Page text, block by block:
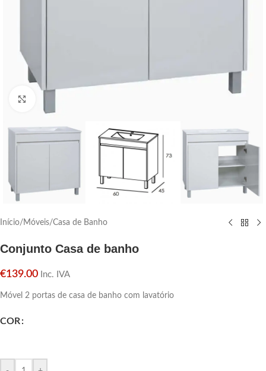
Início/ Móveis/Casa de Banho
Conjunto Casa de banho
€139.00 Inc. IVA
Móvel 2 portas de casa de banho com lavatório
COR